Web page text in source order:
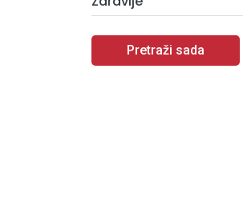
Pretraži sada